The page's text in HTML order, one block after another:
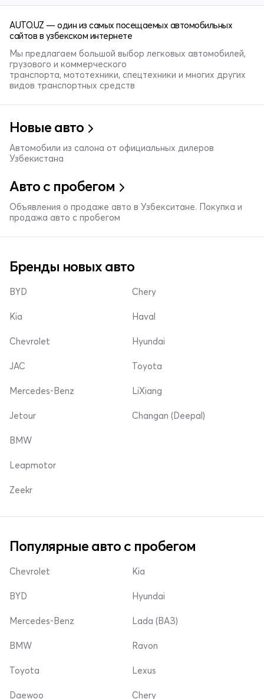
AUTO.UZ — один из самых посещаемых автомобильных
сайтов в узбекском интернете
Мы предлагаем большой выбор легковых автомобилей,
грузового и коммерческого
транспорта, мототехники, спецтехники и многих других
видов транспортных средств
Новые авто
Автомобили из салона от официальных дилеров
Узбекистана
Авто с пробегом
Объявления о продаже авто в Узбекситане. Покупка и
продажа авто с пробегом
Бренды новых авто
BYD
Kia
Chevrolet
Chery
Haval
Hyundai
JAC
Mercedes-Benz
Jetour
Toyota
LiXiang
Changan (Deepal)
BMW
Leapmotor
Zeekr
Популярные авто с пробегом
Chevrolet
BYD
Mercedes-Benz
Kia
Hyundai
Lada (ВАЗ)
BMW
Toyota
Daewoo
Ravon
Lexus
Chery